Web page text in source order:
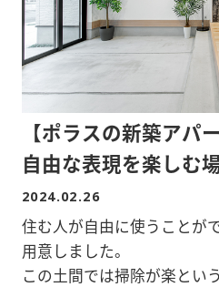
【ポラスの新築アパ
自由な表現を楽しむ
2024.02.26
住む人が自由に使うことが
用意しました。
この土間では掃除が楽とい